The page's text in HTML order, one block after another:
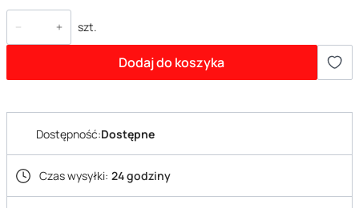
szt.
Dodaj do koszyka
Dostępność:Dostępne
Czas wysyłki: 24 godziny